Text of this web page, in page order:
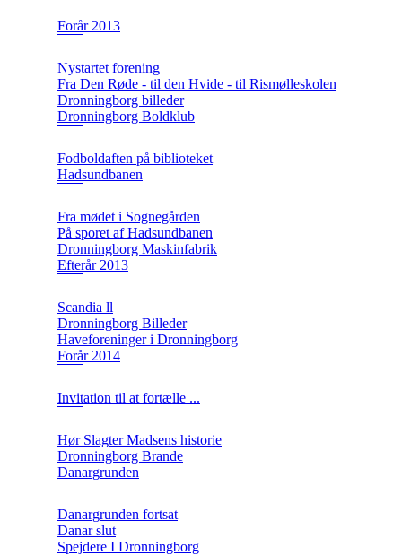
Forår 2013
Nystartet forening
Fra Den Røde - til den Hvide - til Rismølleskolen
Dronningborg billeder
Dronningborg Boldklub
Fodboldaften på biblioteket
Hadsundbanen
Fra mødet i Sognegården
På sporet af Hadsundbanen
Dronningborg Maskinfabrik
Efterår 2013
Scandia ll
Dronningborg Billeder
Haveforeninger i Dronningborg
Forår 2014
Invitation til at fortælle ...
Hør Slagter Madsens historie
Dronningborg Brande
Danargrunden
Danargrunden fortsat
Danar slut
Spejdere I Dronningborg